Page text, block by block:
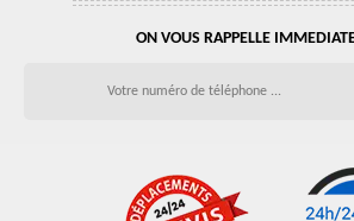
ON VOUS RAPPELLE